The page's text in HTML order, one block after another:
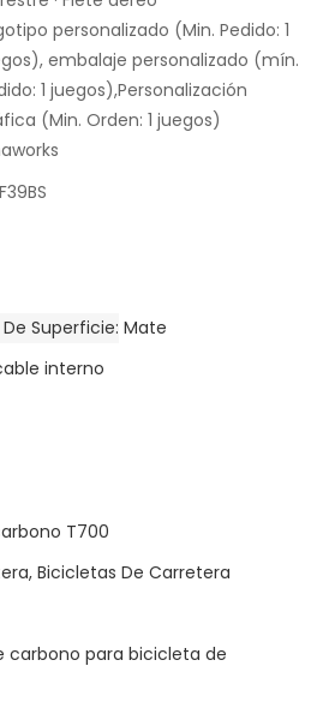
personalizado (Min. Pedido: 1
embalaje personalizado (mín.
1 juegos),Personalización
(Min. Orden: 1 juegos)
Superficie Mate
interno
T700
Bicicletas De Carretera
carbono para bicicleta de